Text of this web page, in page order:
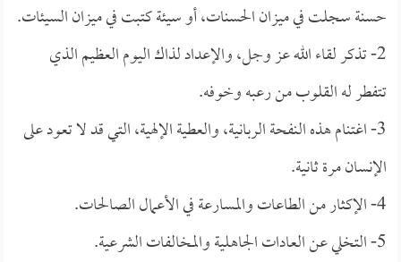
حسنة سجلت في ميزان الحسنات، أو سيئة كتبت في ميزان السيئات.
2- تذكر لقاء الله عز وجل، والإعداد لذاك اليوم العظيم الذي
تتفطر له القلوب من رعبه وخوفه.
3- اغتنام هذه النفحة الربانية، والعطية الإلهية، التي قد لا تعود على
الإنسان مرة ثانية.
4- الإكثار من الطاعات والمسارعة في الأعمال الصالحات.
5- التخلي عن العادات الجاهلية والمخالفات الشرعية.